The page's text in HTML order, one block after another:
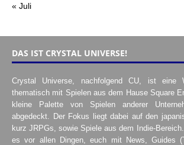
« Juli
DAS IST CRYSTAL UNIVERSE!
Crystal Universe, nachfolgend CU, ist eine
thematisch mit Spielen aus dem Hause Square
kleine Palette von Spielen anderer
abgedeckt. Der Fokus liegt dabei auf den
kurz JRPGs, sowie Spiele aus dem Indie-
es vor allen Dingen, euch mit News, Guides